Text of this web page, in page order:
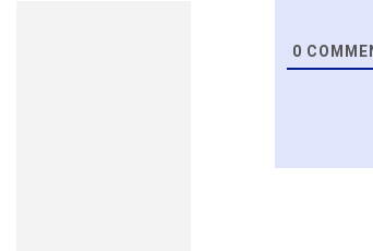
0